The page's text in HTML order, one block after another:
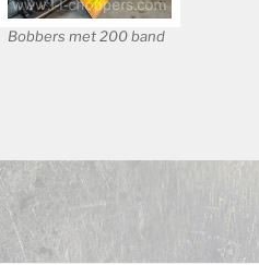
Bobbers met 200 band